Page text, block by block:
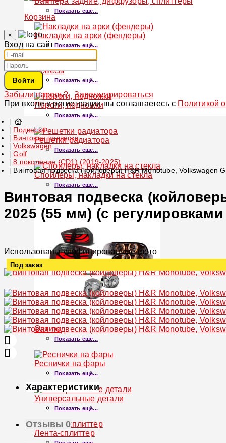
Показать ещё...
Накладки на арки (фендеры)
Показать ещё...
Обвесы
Показать ещё...
Пороги, подножки
Показать ещё...
Решетки радиатора
Показать ещё...
Спойлеры, накладки на стекла
Показать ещё...
Оптика
Показать ещё...
Реснички на фары
Показать ещё...
Универсальные детали
Показать ещё...
Лента-сплиттер
Корзина
×
Вход на сайт
Войти
Забыли пароль?
Зарегистрироваться
При входе и регистрации вы соглашаетесь с Политикой
Подвеска
Винтовая подвеска
Volkswagen
Golf
8 поколение (CD1) (2019-2025)
Винтовая подвеска (койловеры) H&R Monotube,
Винтовая подвеска
2025 (55 мм) (с
Использованы унифицированные фото
Под заказ
Характеристики
Отзывы0